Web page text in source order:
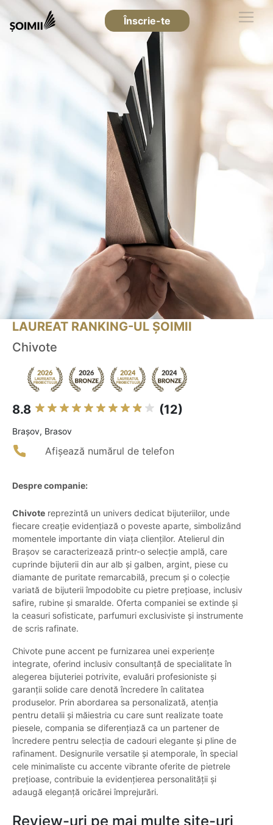
Înscrie-te
LAUREAT RANKING-UL ȘOIMII
Chivote
8.8 (12)
Braşov, Brasov
Afișează numărul de telefon
Despre companie:
Chivote reprezintă un univers dedicat bijuteriilor, unde
fiecare creație evidențiază o poveste aparte, simbolizând
momentele importante din viața clienților. Atelierul din
Brașov se caracterizează printr-o selecție amplă, care
cuprinde bijuterii din aur alb și galben, argint, piese cu
diamante de puritate remarcabilă, precum și o colecție
variată de bijuterii împodobite cu pietre prețioase, inclusiv
safire, rubine și smaralde. Oferta companiei se extinde și
la ceasuri sofisticate, parfumuri exclusiviste și instrumente
de scris rafinate.
Chivote pune accent pe furnizarea unei experiențe
integrate, oferind inclusiv consultanță de specialitate în
alegerea bijuteriei potrivite, evaluări profesioniste și
garanții solide care denotă încredere în calitatea
produselor. Prin abordarea sa personalizată, atenția
pentru detalii și măiestria cu care sunt realizate toate
piesele, compania se diferențiază ca un partener de
încredere pentru selecția de cadouri elegante și pline de
rafinament. Designurile versatile și atemporale, în special
cele minimaliste cu accente vibrante oferite de pietrele
prețioase, contribuie la evidențierea personalității și
adaugă eleganță oricărei împrejurări.
Review-uri pe mai multe site-uri